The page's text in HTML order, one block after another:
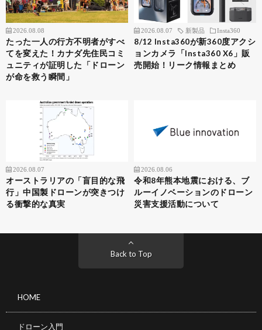
2026.08.08
たった一人の行方不明者がすべ
てを変えた！カナダ先住民コミ
ュニティが証明した「ドローン
が命を救う瞬間」
2026.08.07 新製品 Insta360
8/12 Insta360が新360度アクシ
ョンカメラ「Insta360 X6」販
売開始！リーク情報まとめ
2026.08.07
オーストラリアの「盲目的な飛
行」中国製ドローンが突きつけ
る衝撃的な真実
2026.08.06
令和8年熊本地震における、ブ
ルーイノベーションのドローン
災害支援活動について
Back to Top
HOME
ドローン入門